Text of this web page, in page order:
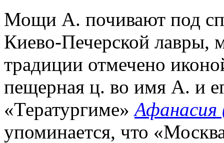
Мощи А. почивают под
Киево-Печерской лавры,
традиции отмечено
пещерная ц. во имя А. и
«Тератургиме»Афанасия
упоминается, что